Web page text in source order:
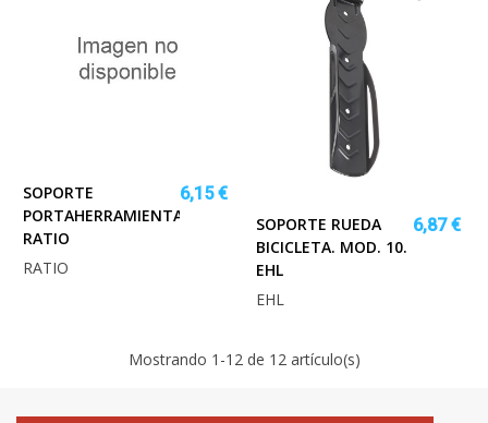
SOPORTE
PORTAHERRAMIENTAS
RATIO
6,15 €
RATIO
SOPORTE RUEDA
BICICLETA. MOD. 10.
EHL
6,87 €
EHL
Mostrando 1 -12 de 12 artículo(s)